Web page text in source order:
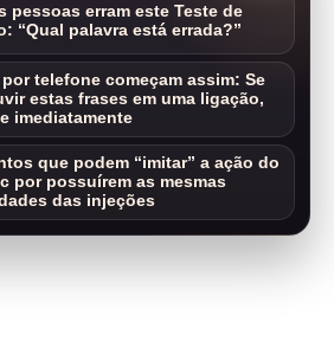
pessoas erram este Teste de
“Qual palavra está errada?”
telefone começam assim: Se
estas frases em uma ligação,
imediatamente
que podem “imitar” a ação do
por possuírem as mesmas
das injeções